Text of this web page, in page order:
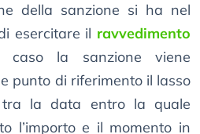
della sanzione si ha nel
esercitare il ravvedimento
la sanzione viene
punto di riferimento il lasso
la data entro la quale
l’importo e il momento in